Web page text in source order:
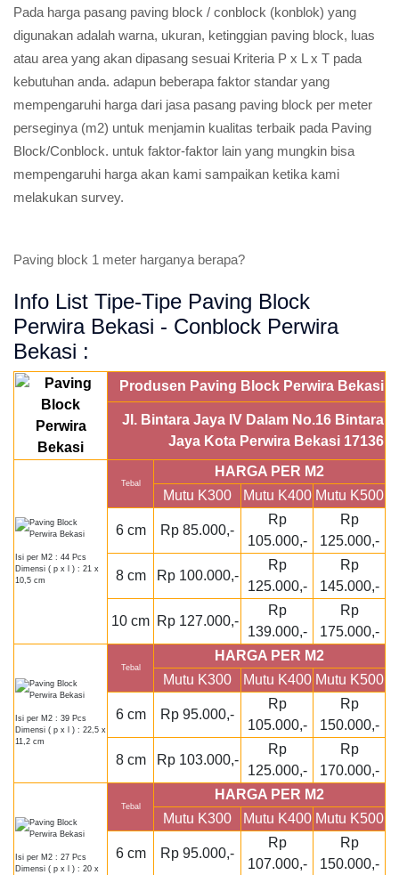
Pada harga pasang paving block / conblock (konblok) yang
digunakan adalah warna, ukuran, ketinggian paving block, luas
atau area yang akan dipasang sesuai Kriteria P x L x T pada
kebutuhan anda. adapun beberapa faktor standar yang
mempengaruhi harga dari jasa pasang paving block per meter
perseginya (m2) untuk menjamin kualitas terbaik pada Paving
Block/Conblock. untuk faktor-faktor lain yang mungkin bisa
mempengaruhi harga akan kami sampaikan ketika kami
melakukan survey.
Paving block 1 meter harganya berapa?
Info List Tipe-Tipe Paving Block
Perwira Bekasi - Conblock Perwira
Bekasi :
Produsen Paving Block Perwira Bekasi
Jl. Bintara Jaya IV Dalam No.16 Bintara
Jaya Kota Perwira Bekasi 17136
Isi per M2 : 44 Pcs
Dimensi ( p x l ) : 21 x
10,5 cm
Tebal
HARGA PER M2
Mutu K300
Mutu K400 Mutu K500
6 cm Rp 85.000,-
Rp
105.000,-
Rp
125.000,-
8 cm Rp 100.000,-
Rp
125.000,-
Rp
145.000,-
10 cm Rp 127.000,-
Rp
139.000,-
Rp
175.000,-
Isi per M2 : 39 Pcs
Dimensi ( p x l ) : 22,5 x
11,2 cm
Tebal
HARGA PER M2
Mutu K300
Mutu K400 Mutu K500
6 cm Rp 95.000,-
Rp
105.000,-
Rp
150.000,-
8 cm Rp 103.000,-
Rp
125.000,-
Rp
170.000,-
Isi per M2 : 27 Pcs
Dimensi ( p x l ) : 20 x
Tebal
HARGA PER M2
Mutu K300
Mutu K400 Mutu K500
6 cm Rp 95.000,-
Rp
107.000,-
Rp
150.000,-